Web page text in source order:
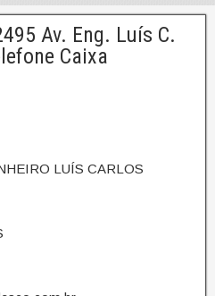
Av. Eng. Luís C.
Caixa
LUÍS CARLOS